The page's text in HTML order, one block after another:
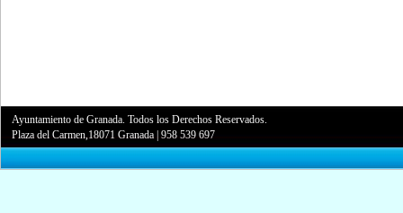
Ayuntamiento de Granada. Todos los Derechos Reservados.
Plaza del Carmen,18071 Granada |958 539 697